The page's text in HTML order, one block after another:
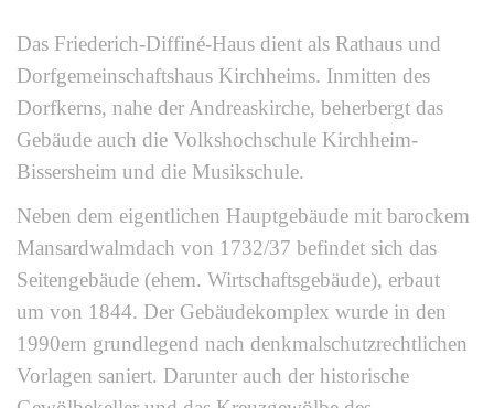
Das Friederich-Diffiné-Haus dient als Rathaus und
Dorfgemeinschaftshaus Kirchheims. Inmitten des
Dorfkerns, nahe der Andreaskirche, beherbergt das
Gebäude auch die Volkshochschule Kirchheim-
Bissersheim und die Musikschule.
Neben dem eigentlichen Hauptgebäude mit barockem
Mansardwalmdach von 1732/37 befindet sich das
Seitengebäude (ehem. Wirtschaftsgebäude), erbaut
um von 1844. Der Gebäudekomplex wurde in den
1990ern grundlegend nach denkmalschutzrechtlichen
Vorlagen saniert. Darunter auch der historische